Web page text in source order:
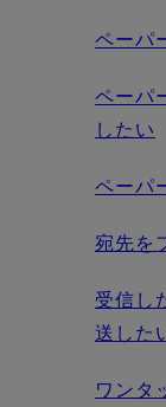
ペーパ
ペーパ
したい
ペーパ
宛先を
受信し
送した
ワンタ